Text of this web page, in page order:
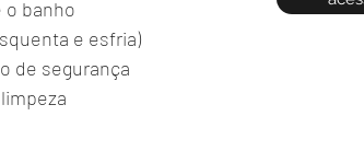
o banho
e esfria)
de segurança